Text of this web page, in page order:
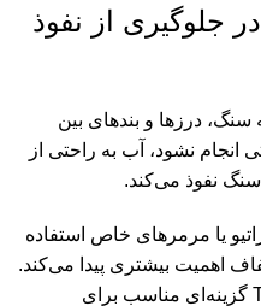
جلوگیری از نفوذ
درزها و بندهای بین
نشود، آب به راحتی از
نفوذ می‌کند.
یا مرمرهای خاص استفاده
اهمیت بیشتری پیدا می‌کند.
چسب اپوکسی شفاف پارافیکس T گزینه‌ای مناسب برای